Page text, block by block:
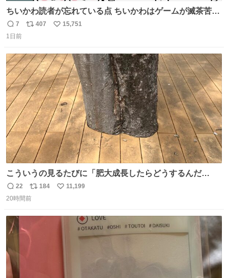
ちいかわ読者が忘れている点 ちいかわはゲームが滅茶苦茶
上手い
返
信
7
リ
ト
数
407
い
数
15,751
1日前
こういうの見るたびに「肥大成長したらどうするんだ
ろ…」って心配になっちゃう．
返
信
22
リ
ポ
184
い
数
11,199
20時間前